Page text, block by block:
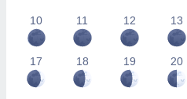
10 11 12 13
17 18 19 20